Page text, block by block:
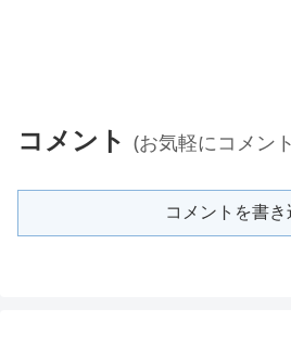
コメント (お気軽にコメン
コメントを書き